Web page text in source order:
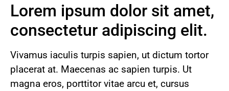
Lorem ipsum dolor sit amet,
consectetur adipiscing elit.
Vivamus iaculis turpis sapien, ut dictum tortor
placerat at. Maecenas ac sapien turpis. Ut
magna eros, porttitor vitae arcu et, cursus